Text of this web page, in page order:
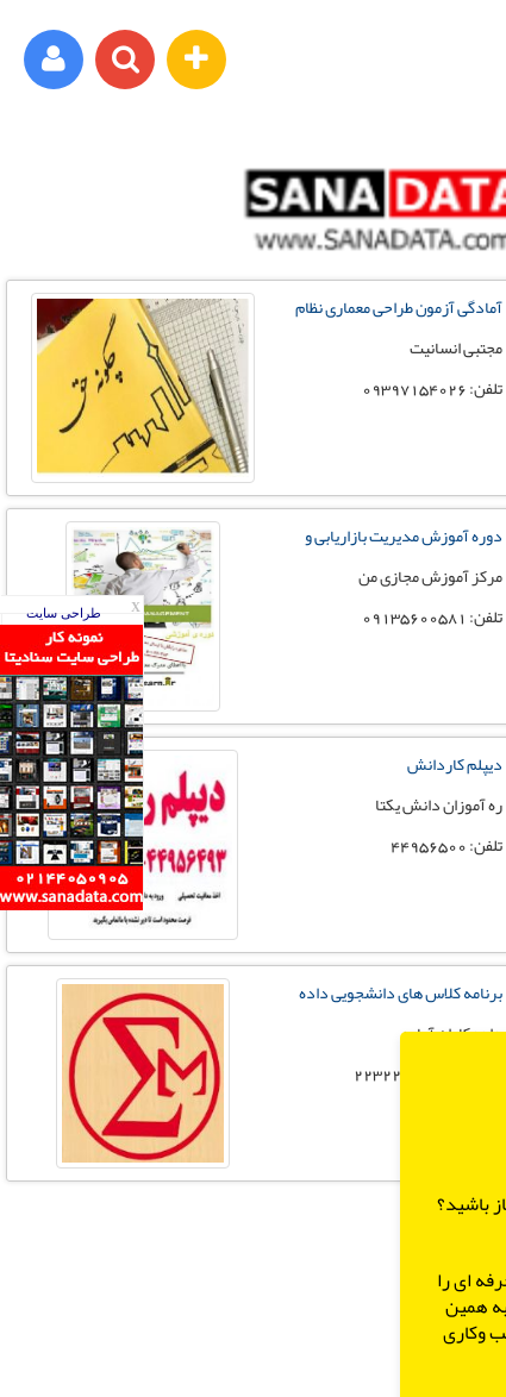
X طراحی سایت
برای مثال : xyz@yahoo.com
رمز عبور شما باید شامل حروف و اعداد باشد
فراموشی رمز عبور
آمادگی آزمون طراحی معماری نظام
مجتبی انسانیت
تلفن: 09397154026
دوره آموزش مدیریت بازاریابی و
مرکز آموزش مجازی من
تلفن: 09135600581
دیپلم کاردانش
ره آموزان دانش یکتا
تلفن: 44956500
برنامه کلاس های دانشجویی داده
داده کاوان آماره
باشید؟
ای را
همین
وکاری